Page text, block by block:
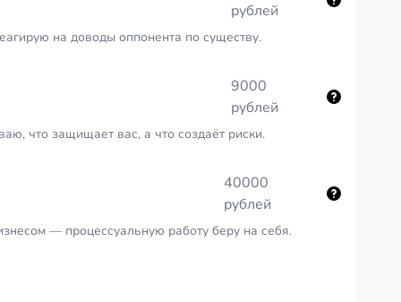
рублей
на доводы оппонента по существу.
9000
рублей
что защищает вас, а что создаёт риски.
40000
рублей
— процессуальную работу беру на себя.